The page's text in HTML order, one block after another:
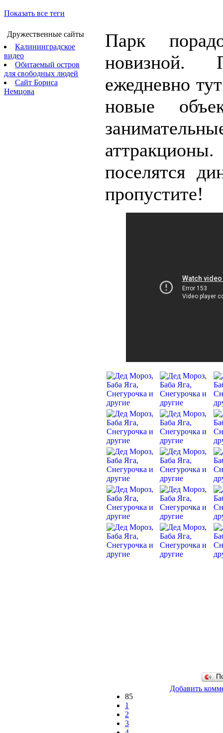
Показать все теги
Дружественные сайты
Калининградское
видео
Обитаемый остров
для свободных людей
Сайт Бориса
Немцова
Парк
новизной.
ежедневно
новые
поселятся
пропустите!
85
1
2
3
Добавить